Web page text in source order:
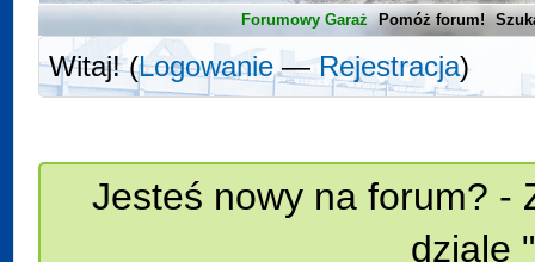
Forumowy Garaż Pomóż forum!
Witaj! (Logowanie—Rejestracja)
Jesteś nowy na forum? -
dziale